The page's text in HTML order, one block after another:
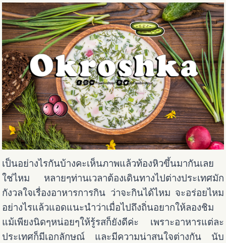
เป็นอย่างไรกันบ้างคะเห็นภาพแล้วท้องหิวขึ้นมากันเลย
ใช่ไหม หลายๆท่านเวลาต้องเดินทางไปต่างประเทศมัก
กังวลใจเรื่องอาหารการกิน ว่าจะกินได้ไหม จะอร่อยไหม
อย่างไรแล้วแอดแนะนำว่าเมื่อไปถึงถิ่นอยากให้ลองชิม
แม้เพียงนิดๆหน่อยๆให้รู้รสก็ยังดีค่ะ เพราะอาหารแต่ละ
ประเทศก็มีเอกลักษณ์ และมีความน่าสนใจต่างกัน นับ